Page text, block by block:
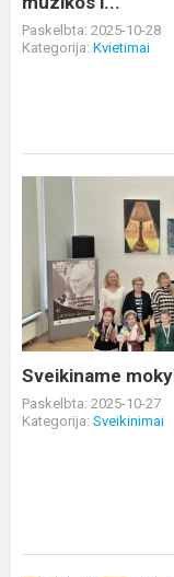
Paskelbta: 2025-10-28
Kategorija: Kvietimai
Sveikiname
mokyklos
mokinę
Emelią
Tichonovą
Sveikiname
Paskelbta: 2025-10-27
Kategorija: Sveikinimai